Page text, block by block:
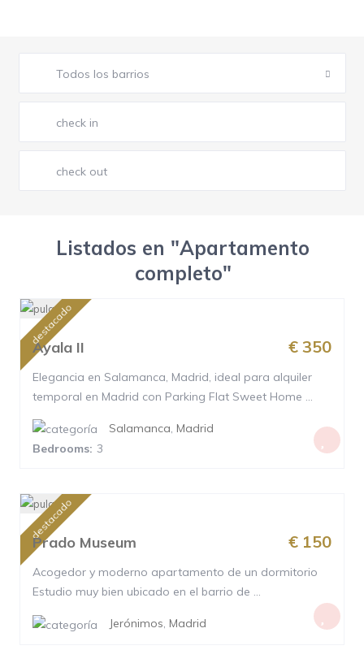
Todos los barrios
Listados en "Apartamento
completo"
destacado € 350
Ayala II
Elegancia en Salamanca, Madrid, ideal para alquiler
temporal en Madrid con Parking Flat Sweet Home ...
Salamanca, Madrid
Bedrooms: 3
destacado € 150
Prado Museum
Acogedor y moderno apartamento de un dormitorio
Estudio muy bien ubicado en el barrio de ...
Jerónimos, Madrid